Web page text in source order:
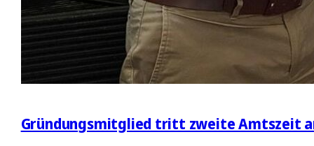
Gründungsmitglied tritt zweite Amtszeit